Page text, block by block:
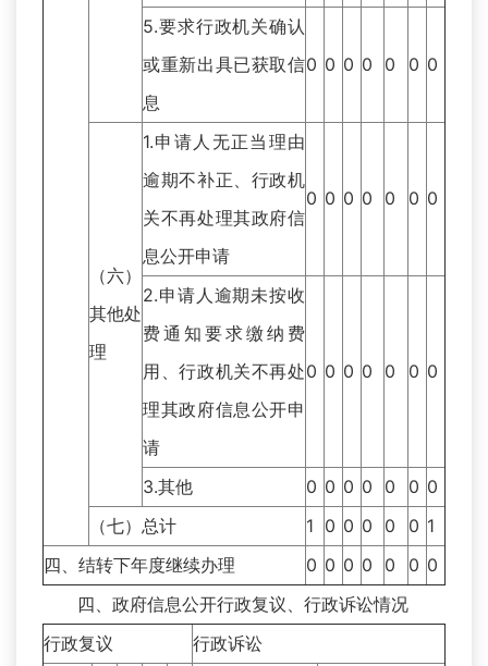
5.要求行政机关确认
或重新出具已获取信
息
0 0 0 0 0 0 0
（六）
其他处
理
1.申请人无正当理由
逾期不补正、行政机
关不再处理其政府信
息公开申请
0 0 0 0 0 0 0
2.申请人逾期未按收
费通知要求缴纳费
用、行政机关不再处
理其政府信息公开申
请
0 0 0 0 0 0 0
3.其他 0 0 0 0 0 0 0
（七）总计
1 0 0 0 0 0 1
四、结转下年度继续办理
0 0 0 0 0 0 0
四、政府信息公开行政复议、行政诉讼情况
行政复议
行政诉讼